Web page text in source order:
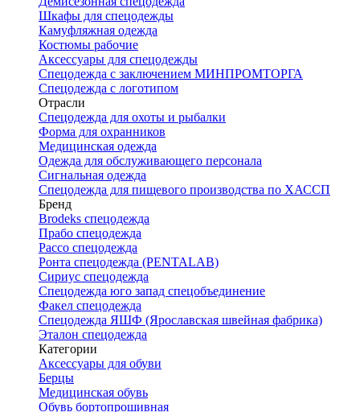
Шкафы для спецодежды
Камуфляжная одежда
Костюмы рабочие
Аксессуары для спецодежды
Спецодежда с заключением МИНПРОМТОРГА
Спецодежда с логотипом
Отрасли
Спецодежда для охоты и рыбалки
Форма для охранников
Медицинская одежда
Одежда для обслуживающего персонала
Сигнальная одежда
Спецодежда для пищевого производства по ХАССП
Бренд
Brodeks спецодежда
Прабо спецодежда
Рассо спецодежда
Ронта спецодежда (PENTALAB)
Сириус спецодежда
Спецодежда юго запад спецобъединение
Факел спецодежда
Спецодежда ЯШФ (Ярославская швейная фабрика)
Эталон спецодежда
Категории
Аксессуары для обуви
Берцы
Медицинская обувь
Обувь бортопрошивная